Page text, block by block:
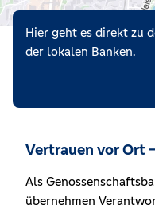
Hier geht es direkt zu
der lokalen Banken.
Vertrauen vor Ort
Als
übernehmen